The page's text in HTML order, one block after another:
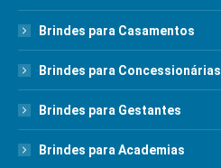
Brindes para Casamentos
Brindes para Concessionárias
Brindes para Gestantes
Brindes para Academias